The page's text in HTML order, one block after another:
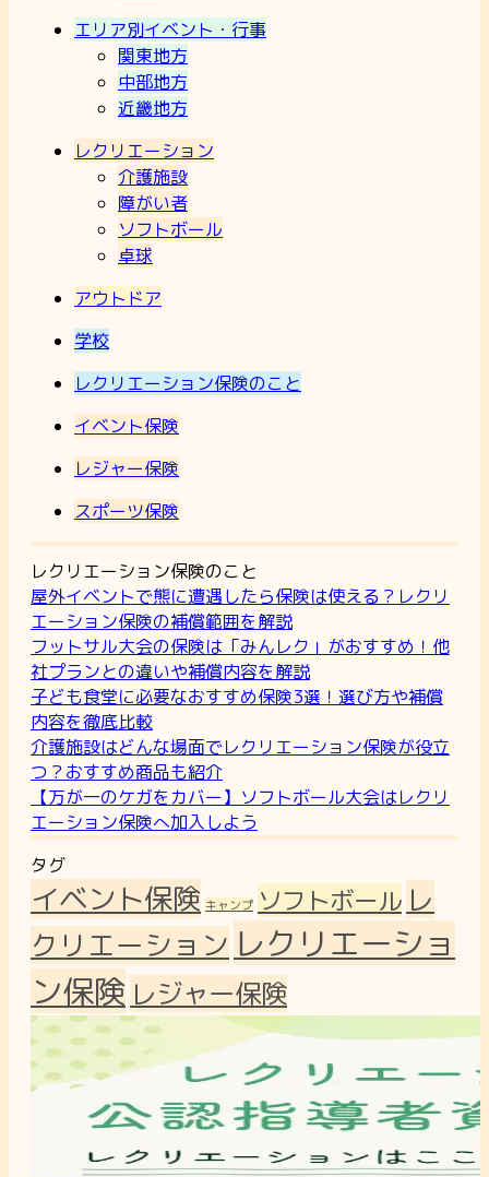
エリア別イベント・行事
関東地方
中部地方
近畿地方
レクリエーション
介護施設
障がい者
ソフトボール
卓球
アウトドア
学校
レクリエーション保険のこと
イベント保険
レジャー保険
スポーツ保険
レクリエーション保険のこと
屋外イベントで熊に遭遇したら保険は使える？レクリ
エーション保険の補償範囲を解説
フットサル大会の保険は「みんレク」がおすすめ！他
社プランとの違いや補償内容を解説
子ども食堂に必要なおすすめ保険3選！選び方や補償
内容を徹底比較
介護施設はどんな場面でレクリエーション保険が役立
つ？おすすめ商品も紹介
【万が一のケガをカバー】ソフトボール大会はレクリ
エーション保険へ加入しよう
タグ
イベント保険 キャンプ ソフトボール レ
クリエーション レクリエーショ
ン保険 レジャー保険